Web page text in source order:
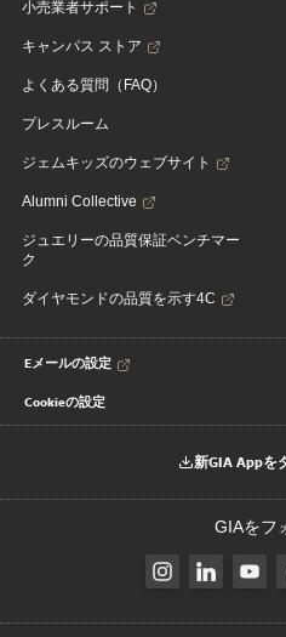
小売業者サポート
キャンパス ストア
よくある質問（FAQ）
プレスルーム
ジェムキッズのウェブサイト
Alumni Collective
ジュエリーの品質保証ベンチマー
ク
ダイヤモンドの品質を示す4C
Eメールの設定
Cookieの設定
新GIA Appを
GIAをフ